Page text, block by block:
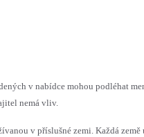
v nabídce mohou podléhat
nemá vliv.
v příslušné zemi. Každá